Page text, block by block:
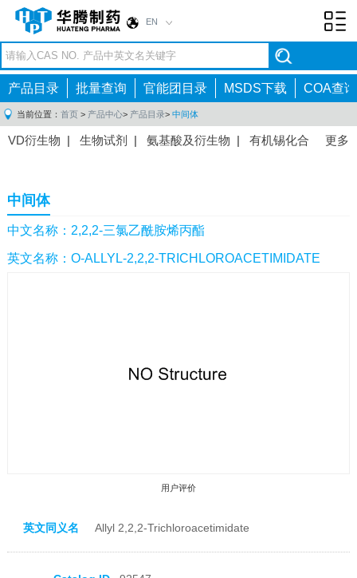
EN
产品目录 批量查询 官能团目录 MSDS下载 COA查询
当前位置： 首页 > 产品中心> 产品目录> 中间体
更多
VD衍生物 | 生物试剂 | 氨基酸及衍生物 | 有机锡化合
间体|
感染药物中间体
体 |抗精神病药物中间体|抗炎药物中间体
药中间体|其他原料药中间体|
中间体
中文名称：2,2,2-三氯乙酰胺烯丙酯
英文名称：O-ALLYL-2,2,2-TRICHLOROACETIMIDATE
用户评价
英文同义名 Allyl 2,2,2-Trichloroacetimidate